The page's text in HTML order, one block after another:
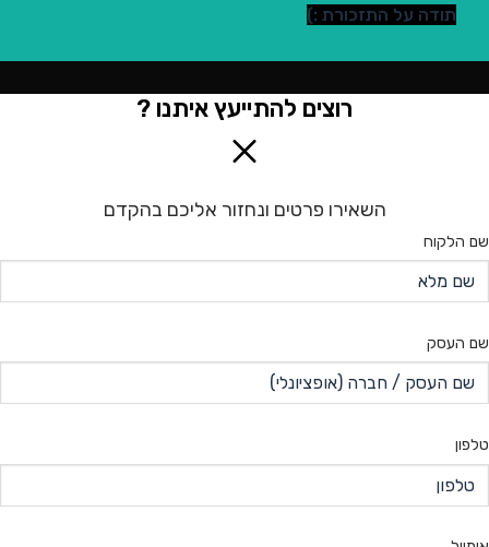
תודה על התזכורת :)
רוצים להתייעץ איתנו ?
השאירו פרטים ונחזור אליכם בהקדם
שם הלקוח
שם העסק
טלפון